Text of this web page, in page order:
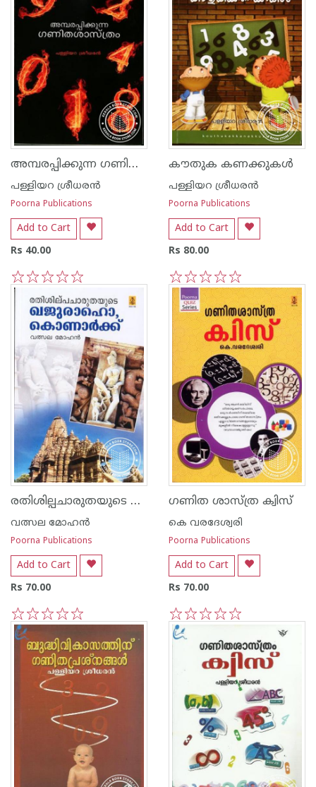
അമ്പരപ്പിക്കുന്ന ഗണിത ശാസ്ത്രം
പള്ളിയറ ശ്രീധര‌ന്‍
Poorna Publications
Add to Cart
Rs 40.00
1
കൗതുക കണക്കുകള്‍
പള്ളിയറ ശ്രീധര‌ന്‍
Poorna Publications
Add to Cart
Rs 80.00
5
4
3
2
1
രതിശില്പചാരുതയുടെ ഖജുരാഹോ കൊനാര്‍ക്ക്
വത്സല മോഹന്‍
Poorna Publications
Add to Cart
Rs 70.00
5
4
3
2
1
ഗണിത ശാസ്ത്ര ക്വിസ്
കെ വരദേശ്വരി
Poorna Publications
Add to Cart
Rs 70.00
2
1